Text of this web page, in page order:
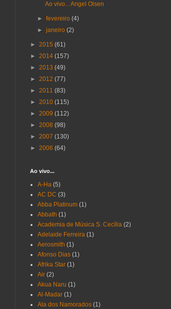
Ao vivo... Angel Olsen
►fevereiro(4)
►janeiro(2)
► 2015 (61)
► 2014 (157)
► 2013 (49)
► 2012 (77)
► 2011 (83)
► 2010 (115)
► 2009 (112)
► 2008 (98)
► 2007 (130)
► 2006 (64)
Ao vivo...
A-Ha (5)
AC DC (3)
Abba Platinum (1)
Abbath (1)
Academia de Música S. Cecília (2)
Adelaide Ferreira (1)
Aerosmith (1)
Afonso Dias (1)
Afrika Star (1)
Air (2)
Akua Naru (1)
Al-Madar (1)
Ala dos Namorados (1)